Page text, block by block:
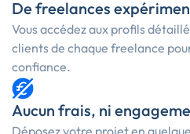
De freelances
Vous accédez aux profils
clients de chaque freelance
confiance.
Aucun frais, ni